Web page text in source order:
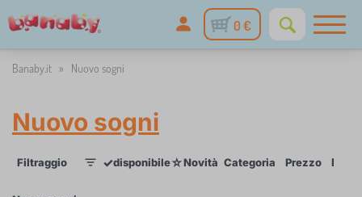
0 €
Banaby.it » Nuovo sogni
Nuovo sogni
Filtraggio ✓disponibile☆Novità Categoria Prezzo